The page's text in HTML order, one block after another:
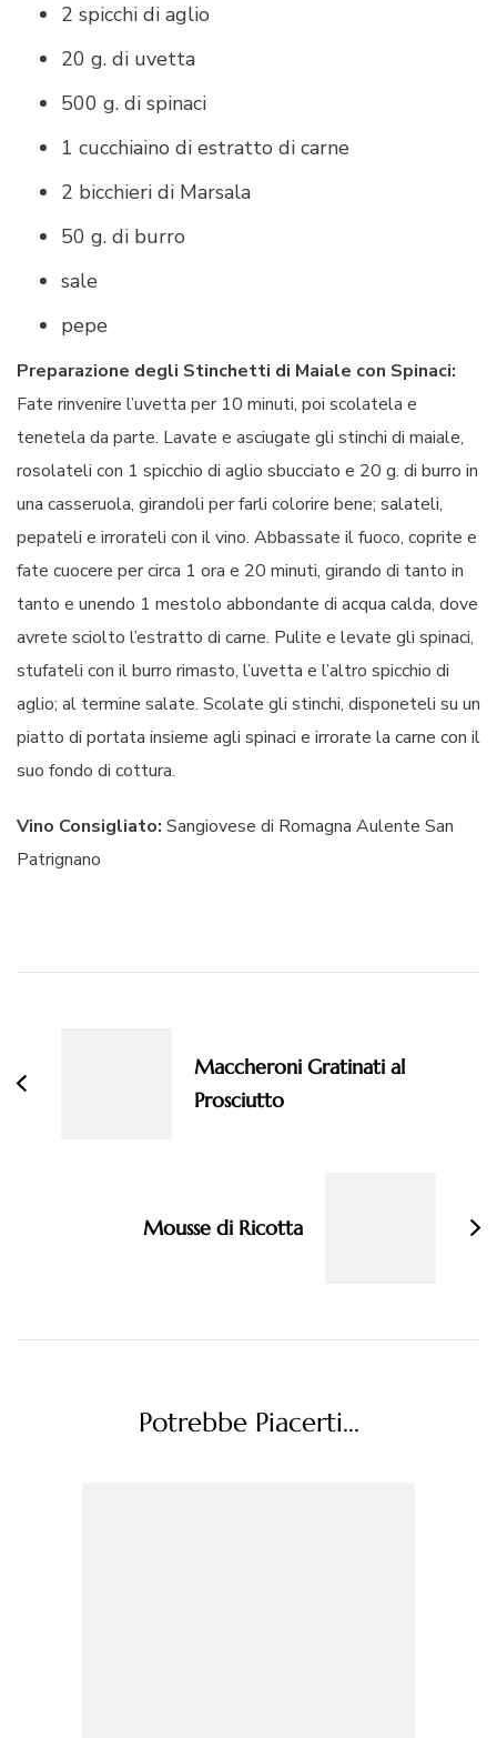
2 spicchi di aglio
20 g. di uvetta
500 g. di spinaci
1 cucchiaino di estratto di carne
2 bicchieri di Marsala
50 g. di burro
sale
pepe
Preparazione degli Stinchetti di Maiale con Spinaci:
Fate rinvenire l’uvetta per 10 minuti, poi scolatela e
tenetela da parte. Lavate e asciugate gli stinchi di maiale,
rosolateli con 1 spicchio di aglio sbucciato e 20 g. di burro in
una casseruola, girandoli per farli colorire bene; salateli,
pepateli e irrorateli con il vino. Abbassate il fuoco, coprite e
fate cuocere per circa 1 ora e 20 minuti, girando di tanto in
tanto e unendo 1 mestolo abbondante di acqua calda, dove
avrete sciolto l’estratto di carne. Pulite e levate gli spinaci,
stufateli con il burro rimasto, l’uvetta e l’altro spicchio di
aglio; al termine salate. Scolate gli stinchi, disponeteli su un
piatto di portata insieme agli spinaci e irrorate la carne con il
suo fondo di cottura.
Vino Consigliato: Sangiovese di Romagna Aulente San
Patrignano
Maccheroni Gratinati al
Prosciutto
Mousse di Ricotta
Potrebbe Piacerti...